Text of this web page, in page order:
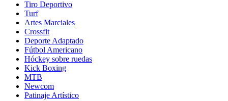
Tiro Deportivo
Turf
Artes Marciales
Crossfit
Deporte Adaptado
Fútbol Americano
Hóckey sobre ruedas
Kick Boxing
MTB
Newcom
Patinaje Artístico